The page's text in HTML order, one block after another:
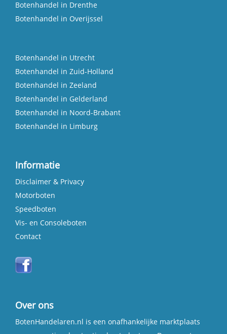
Botenhandel in Drenthe
Botenhandel in Overijssel
Botenhandel in Utrecht
Botenhandel in Zuid-Holland
Botenhandel in Zeeland
Botenhandel in Gelderland
Botenhandel in Noord-Brabant
Botenhandel in Limburg
Informatie
Disclaimer & Privacy
Motorboten
Speedboten
Vis- en Consoleboten
Contact
Over ons
BotenHandelaren.nl is een onafhankelijke marktplaats